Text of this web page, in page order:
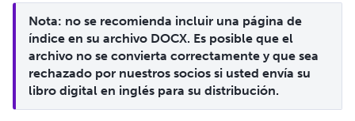
Nota: no se recomienda incluir una página de
índice en su archivo DOCX. Es posible que el
archivo no se convierta correctamente y que sea
rechazado por nuestros socios si usted envía su
libro digital en inglés para su distribución.